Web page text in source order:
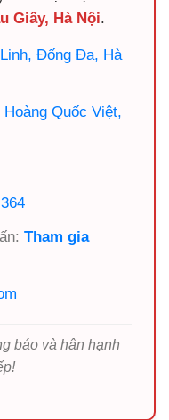
Giấy, Hà Nội.
Đống Đa, Hà
Hoàng Quốc Việt,
Tham gia
báo và hân hạnh